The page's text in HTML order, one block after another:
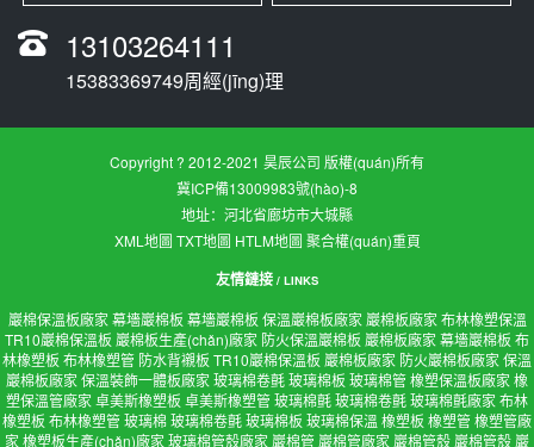
13103264111
15383369749周經(jīng)理
Copyright ? 2012-2021 昊辰公司 版權(quán)所有
冀ICP備13009983號(hào)-8
地址：河北省廊坊市大城縣
XML地圖 TXT地圖 HTLM地圖 聚合權(quán)重頁
友情鏈接 / LINKS
巖棉保溫板廠家 幕墻巖棉板 幕墻巖棉板 保溫巖棉板廠家 巖棉板廠家 布林橡塑保溫
TR10巖棉保溫板 巖棉板生產(chǎn)廠家 防火保溫巖棉板 巖棉板廠家 幕墻巖棉板 布
林橡塑板 布林橡塑管 防水背襯板 TR10巖棉保溫板 巖棉板廠家 防火巖棉板廠家 保溫
巖棉板廠家 保溫裝飾一體板廠家 玻璃棉卷氈玻璃棉板 玻璃棉管橡塑保溫板廠家 橡
塑保溫管廠家 卓美斯橡塑板 卓美斯橡塑管玻璃棉氈玻璃棉卷氈玻璃棉氈廠家 布林
橡塑板 布林橡塑管玻璃棉玻璃棉卷氈玻璃棉板 玻璃棉保溫 橡塑板 橡塑管橡塑管廠
家 橡塑板生產(chǎn)廠家 玻璃棉管殼廠家 巖棉管 巖棉管廠家 巖棉管殼 巖棉管殼 巖